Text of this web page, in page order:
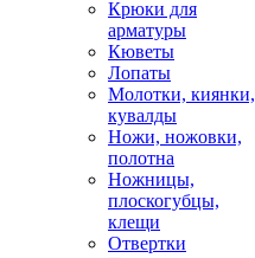
Крюки для
арматуры
Кюветы
Лопаты
Молотки, киянки,
кувалды
Ножи, ножовки,
полотна
Ножницы,
плоскогубцы,
клещи
Отвертки